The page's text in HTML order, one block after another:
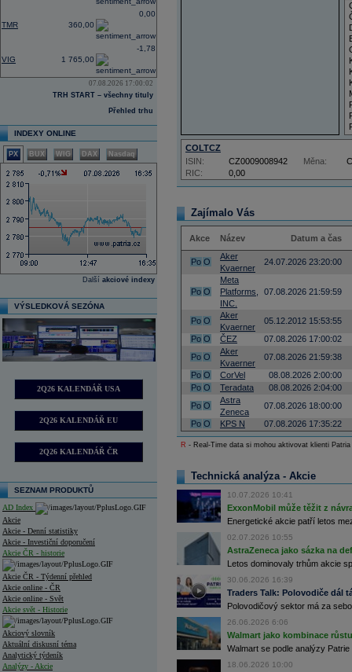
TMR 360,00
0,00
VIG 1 765,00
-1,78
07.08.2026 17:00:02
TRH START – všechny tituly
Přehled trhu
INDEXY ONLINE
PX BUX WIG DAX Nasdaq
Další akciové indexy
VÝSLEDKOVÁ SEZÓNA
2Q26 KALENDÁŘ USA
2Q26 KALENDÁŘ EU
2Q26 KALENDÁŘ ČR
SEZNAM PRODUKTŮ
AD Index
Akcie
Akcie - Denní statistiky
Akcie - Investiční doporučení
Akcie ČR - historie
Akcie ČR - Týdenní přehled
Akcie online - ČR
Akcie online - Svět
Akcie svět - Historie
Akciový slovník
Aktuální diskusní téma
Analytický týdeník
Analýzy - Akcie
COLTCZ
RIC: 0,00
ISIN: CZ0009008942 Měna:
Zajímalo Vás
Akce Název Datum a čas
Po O
Aker
Kvaerner
24.07.2026 23:20:00
Po O
Meta
Platforms,
INC.
07.08.2026 21:59:59
Po O
Aker
Kvaerner
05.12.2012 15:53:55
Po O ČEZ
07.08.2026 17:00:02
Po O
Aker
Kvaerner
07.08.2026 21:59:38
Po O CorVel
08.08.2026 2:00:00
Po O Teradata
08.08.2026 2:04:00
Po O
Astra
Zeneca
07.08.2026 18:00:00
Po O KPS N 07.08.2026 17:35:22
R - Real-Time data si mohou aktivovat klienti
Technická analýza - Akcie
10.07.2026 10:41
ExxonMobil může těžit z
Energetické akcie patří letos
02.07.2026 10:55
AstraZeneca jako sázka na
Letos dominovaly trhům akcie
30.06.2026 16:39
Traders Talk: Polovodiče dál
Polovodičový sektor má za
26.06.2026 6:06
Walmart jako kombinace
Walmart se podle analýzy
18.06.2026 10:00